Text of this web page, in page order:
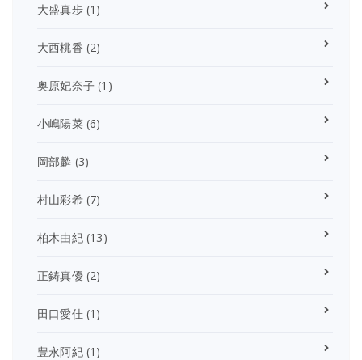
大盛真歩(1)
大西桃香 (2)
奥原妃奈子 (1)
小嶋陽菜(6)
岡部麟 (3)
村山彩希(7)
柏木由紀(13)
正鋳真優(2)
田口愛佳(1)
豊永阿紀(1)